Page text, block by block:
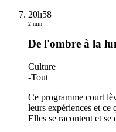
20h58
2 min
De l'ombre à la
Culture
-Tout
Ce programme court
leurs expériences et ce
Elles se racontent et se